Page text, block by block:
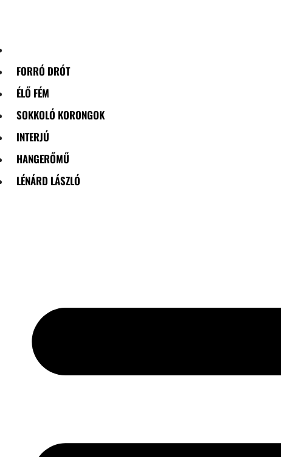
FORRÓ DRÓT
ÉLŐ FÉM
SOKKOLÓ KORONGOK
INTERJÚ
HANGERŐMŰ
LÉNÁRD LÁSZLÓ